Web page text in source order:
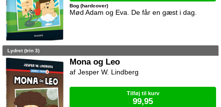
Mød Adam og Eva. De får en gæst i dag.
Bog (hardcover)
Lydret (trin 3)
Mona og Leo
Jesper W. Lindberg
Tilføj til kurv
99,95